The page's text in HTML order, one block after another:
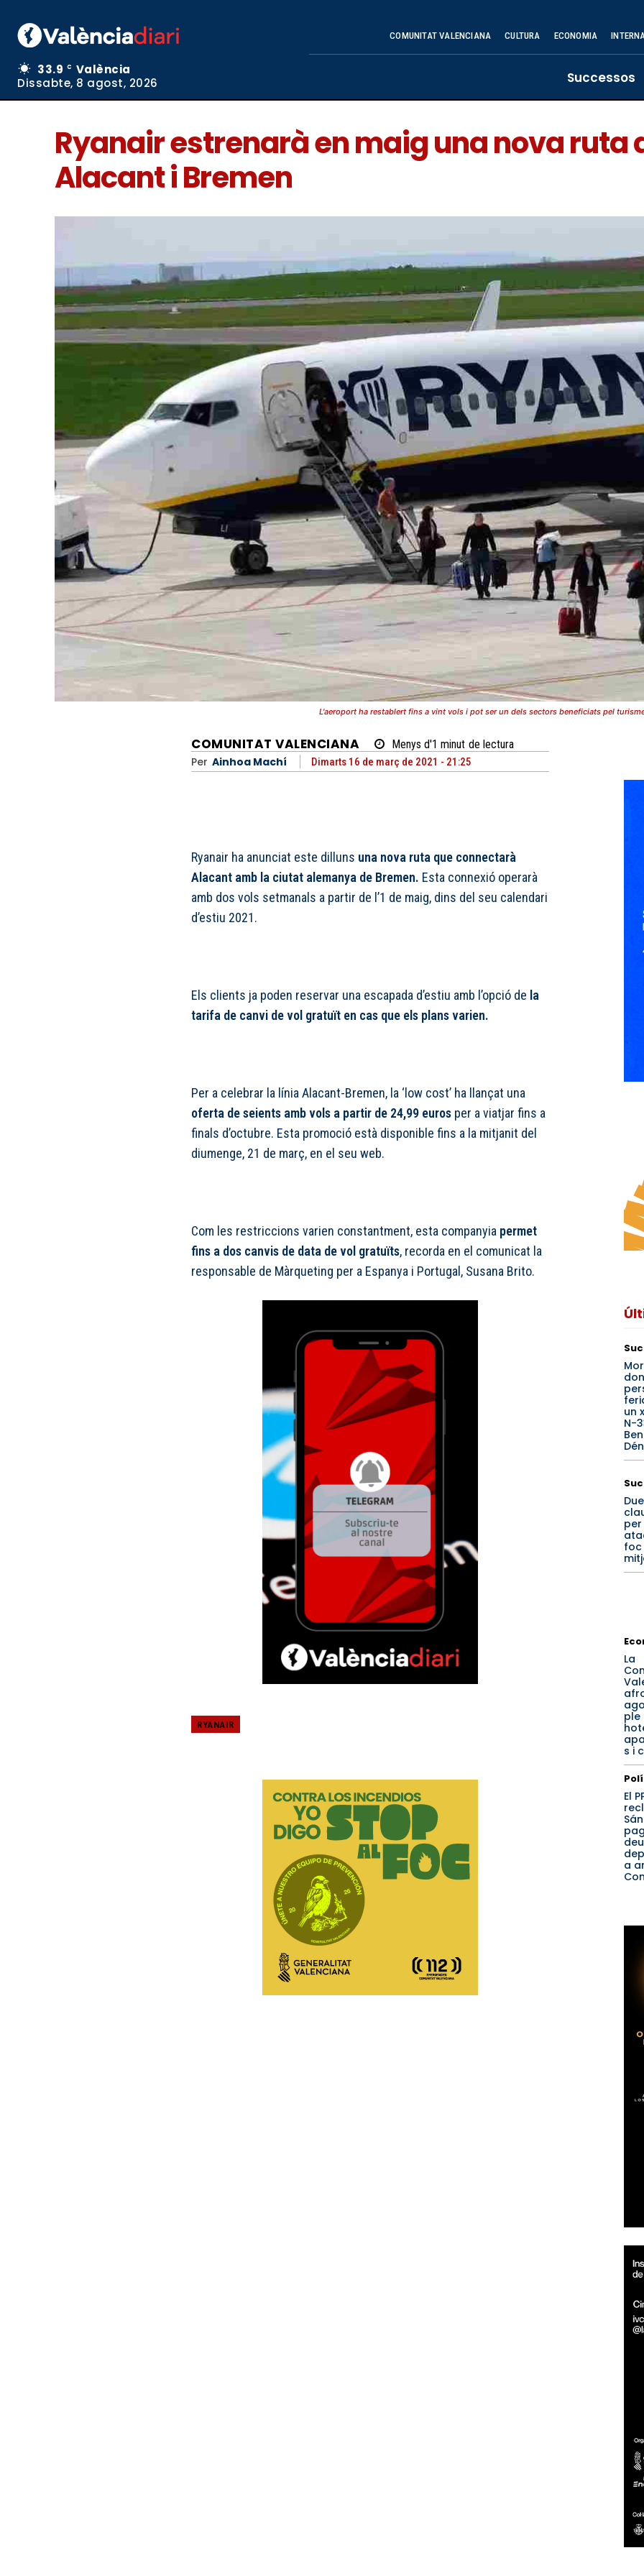
33.9 C
València
Dissabte, 8 agost, 2026
COMUNITAT VALENCIANA CULTURA ECONOMIA
Successos
Ryanair estrenarà en maig una nova ruta
Alacant i Bremen
L'aeroport ha restablert fins a vint vols i pot ser un dels sectors beneficiats pel
COMUNITAT VALENCIANA Menys d'1 minut de lectura
Per Ainhoa Machí Dimarts 16 de març de 2021 - 21:25
Ryanair ha anunciat este dilluns una nova ruta que connectarà
Alacant amb la ciutat alemanya de Bremen. Esta connexió operarà
amb dos vols setmanals a partir de l’1 de maig, dins del seu calendari
d’estiu 2021.
Els clients ja poden reservar una escapada d’estiu amb l’opció de la
tarifa de canvi de vol gratuït en cas que els plans varien.
Per a celebrar la línia Alacant-Bremen, la ‘low cost’ ha llançat una
oferta de seients amb vols a partir de 24,99 euros per a viatjar fins a
finals d’octubre. Esta promoció està disponible fins a la mitjanit del
diumenge, 21 de març, en el seu web.
Com les restriccions varien constantment, esta companyia permet
fins a dos canvis de data de vol gratuïts, recorda en el comunicat la
responsable de Màrqueting per a Espanya i Portugal, Susana Brito.
RYANAIR
un
N-
foc
La
ple
s i
El
a